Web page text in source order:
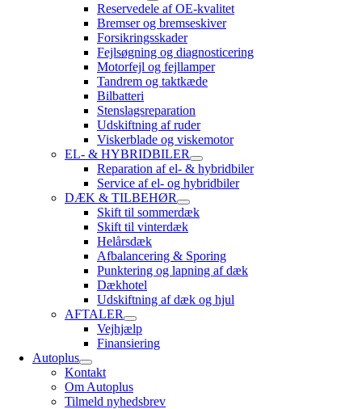
Reservedele af OE-kvalitet
Bremser og bremseskiver
Forsikringsskader
Fejlsøgning og diagnosticering
Motorfejl og fejllamper
Tandrem og taktkæde
Bilbatteri
Stenslagsreparation
Udskiftning af ruder
Viskerblade og viskemotor
EL- & HYBRIDBILER
Reparation af el- & hybridbiler
Service af el- og hybridbiler
DÆK & TILBEHØR
Skift til sommerdæk
Skift til vinterdæk
Helårsdæk
Afbalancering & Sporing
Punktering og lapning af dæk
Dækhotel
Udskiftning af dæk og hjul
AFTALER
Vejhjælp
Finansiering
Autoplus
Kontakt
Om Autoplus
Tilmeld nyhedsbrev